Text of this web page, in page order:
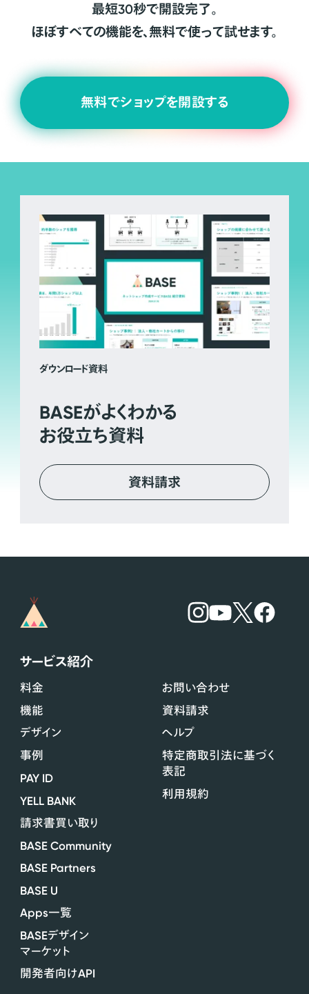
最短30秒で開設完了。
ほぼすべての機能を、無料で使って試せます。
無料でショップを開設する
ダウンロード資料
BASEがよくわかる
お役立ち資料
資料請求
サービス紹介
料金
機能
デザイン
事例
PAY ID
YELL BANK
請求書買い取り
BASE Community
BASE Partners
BASE U
Apps一覧
BASEデザイン
マーケット
開発者向けAPI
お問い合わせ
資料請求
ヘルプ
特定商取引法に基づく
表記
利用規約